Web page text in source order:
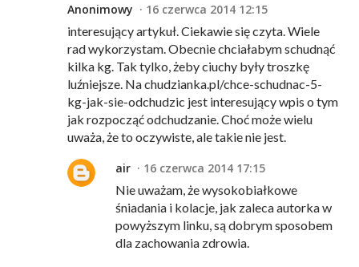
Anonimowy
16 czerwca 2014 12:15
interesujący artykuł. Ciekawie się czyta. Wiele
rad wykorzystam. Obecnie chciałabym schudnąć
kilka kg. Tak tylko, żeby ciuchy były troszkę
luźniejsze. Na chudzianka.pl/chce-schudnac-5-
kg-jak-sie-odchudzic jest interesujący wpis o tym
jak rozpocząć odchudzanie. Choć może wielu
uważa, że to oczywiste, ale takie nie jest.
air
16 czerwca 2014 17:15
Nie uważam, że wysokobiałkowe
śniadania i kolacje, jak zaleca autorka w
powyższym linku, są dobrym sposobem
dla zachowania zdrowia.